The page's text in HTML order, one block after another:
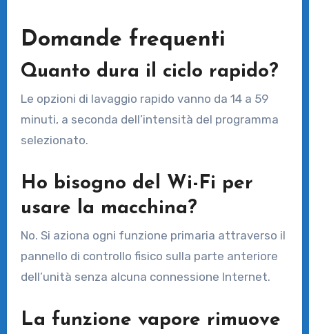
Domande frequenti
Quanto dura il ciclo rapido?
Le opzioni di lavaggio rapido vanno da 14 a 59
minuti, a seconda dell’intensità del programma
selezionato.
Ho bisogno del Wi-Fi per
usare la macchina?
No. Si aziona ogni funzione primaria attraverso il
pannello di controllo fisico sulla parte anteriore
dell’unità senza alcuna connessione Internet.
La funzione vapore rimuove